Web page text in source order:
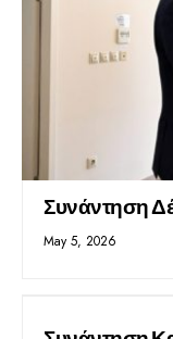
Συνάντηση
May 5, 2026